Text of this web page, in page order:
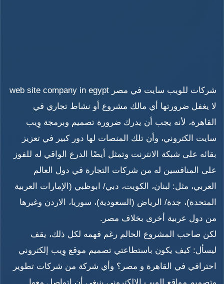
شركات للويب سايت في مصر web site company in egypt
لا يغفل ضرورتها أي مالك مشروع أو نشاط تجاري في
القاهرة، لأنه يجب أن يدرك ضرورة تصميم وبرمجة وِيب
سايت الكتروني، وأن تلك المنصات لها دور كبير في تعزيز
بقائه على شبكة الانترنت وتمثل أيضًا الدرع الواقي له للفوز
على المنافسين له من شركات التجارة في دول العالم
العربي، مثل: لبنان، الكويت، دبي/ ابوظبي (الإمارات العربية
المتحدة)، جدة/ الرياض (السعودية)، سوريا، الاردن وغيرها
من دول عربية أخرى بخلاف مصر.
لكن صاحب المشروع الحالم رغم فهمه لكل ذلك، يقف
ليسأل: كيف يكون باستطاعتي تصميم موقع وِيب إلكتروني
احترافي في القاهرة و مصر؟ وأي شركة من شركات تطوير
وتصميم مواقع الويب الالكترونى ينبغي أن اتواصل معها